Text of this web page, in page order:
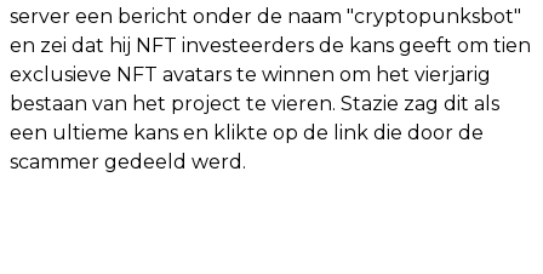
server een bericht onder de naam "cryptopunksbot"
en zei dat hij NFT investeerders de kans geeft om tien
exclusieve NFT avatars te winnen om het vierjarig
bestaan van het project te vieren. Stazie zag dit als
een ultieme kans en klikte op de link die door de
scammer gedeeld werd.